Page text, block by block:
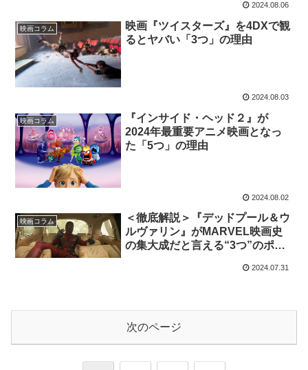
2024.08.06
映画コラム
映画『ツイスターズ』を4DXで観
るとヤバい「3つ」の理由
2024.08.03
映画コラム
『インサイド・ヘッド２』が
2024年最重要アニメ映画となっ
た「5つ」の理由
2024.08.02
映画コラム
＜徹底解説＞『デッドプール＆ウ
ルヴァリン』がMARVEL映画史
の集大成だと言える“3つ”のポイ
2024.07.31
次のページ